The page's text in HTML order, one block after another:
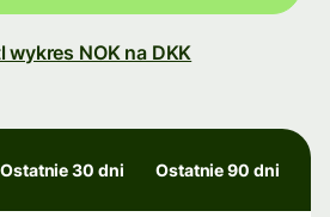
wykres NOK na DKK
Ostatnie 30 dni Ostatnie 90 dni